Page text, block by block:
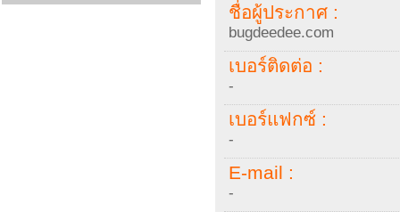
ชื่อผู้ประกาศ :
bugdeedee.com
เบอร์ติดต่อ :
-
เบอร์แฟกซ์ :
-
E-mail :
-